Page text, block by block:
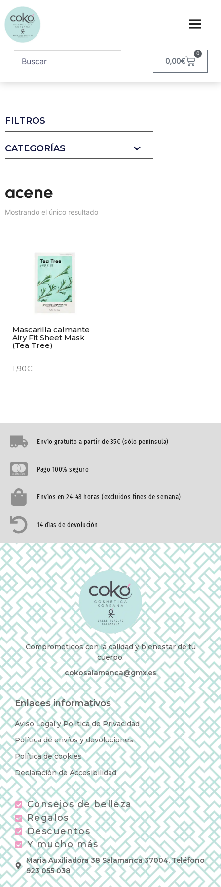
0,00€
0
FILTROS
CATEGORÍAS
acene
Mostrando el único resultado
Mascarilla calmante
Airy Fit Sheet Mask
(Tea Tree)
1,90€
Envío gratuíto a partir de 35€ (sólo península)
Pago 100% seguro
Envíos en 24-48 horas (excluidos fines de semana)
14 días de devolución
Comprometidos con la calidad y bienestar de tu
cuerpo.
cokosalamanca@gmx.es
Enlaces informativos
Aviso Legal y Política de Privacidad
Política de envíos y devoluciones
Política de cookies
Declaración de Accesibilidad
Consejos de belleza
Regalos
Descuentos
Y mucho más
Maria Auxiliadora 38 Salamanca 37004, Teléfono
923 055 038